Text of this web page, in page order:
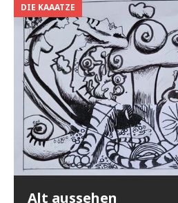
DIE KAAATZE
Alt aussehen